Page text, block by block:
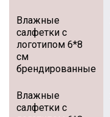
Влажные
салфетки с
логотипом 6*8
см
брендированные
Влажные
салфетки с